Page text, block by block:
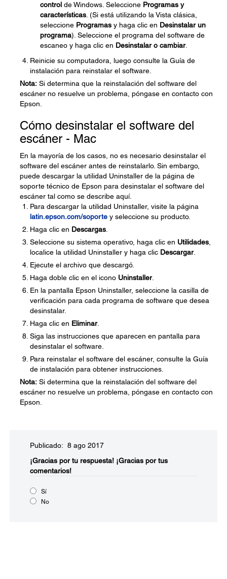
control de Windows. Seleccione Programas y
características . (Si está utilizando la Vista clásica,
seleccione Programas y haga clic en Desinstalar un
programa). Seleccione el programa del software de
escaneo y haga clic en Desinstalar o cambiar.
Reinicie su computadora, luego consulte la Guía de
instalación para reinstalar el software.
Nota: Si determina que la reinstalación del software del
escáner no resuelve un problema, póngase en contacto con
Epson.
Cómo desinstalar el software del
escáner - Mac
En la mayoría de los casos, no es necesario desinstalar el
software del escáner antes de reinstalarlo. Sin embargo,
puede descargar la utilidad Uninstaller de la página de
soporte técnico de Epson para desinstalar el software del
escáner tal como se describe aquí.
Para descargar la utilidad Uninstaller, visite la página
latin.epson.com/soporte y seleccione su producto.
Haga clic en Descargas
Seleccione su sistema operativo, haga clic en Utilidades
localice la utilidad Uninstaller y haga clic Descargar.
Ejecute el archivo que descargó.
Haga doble clic en el icono Uninstaller.
En la pantalla Epson Uninstaller, seleccione la casilla de
verificación para cada programa de software que desea
desinstalar.
Haga clic en Eliminar.
Siga las instrucciones que aparecen en pantalla para
desinstalar el software.
Para reinstalar el software del escáner, consulte la Guía
de instalación para obtener instrucciones.
Nota: Si determina que la reinstalación del software del
escáner no resuelve un problema, póngase en contacto con
Epson.
Publicado: 8 ago 2017
¡Gracias por tu respuesta! ¡Gracias por tus
comentarios!
Sí
No